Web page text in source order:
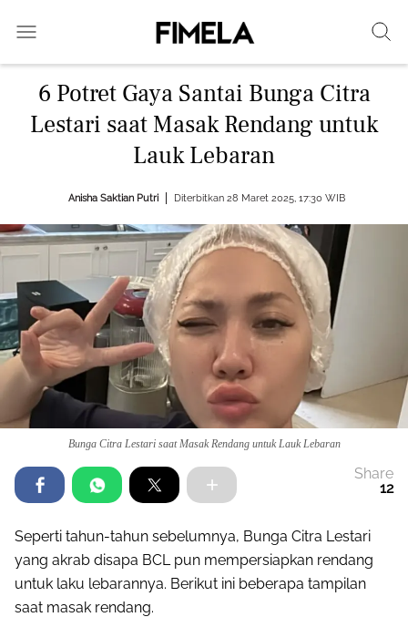
6 Potret Gaya Santai Bunga Citra
Lestari saat Masak Rendang untuk
Lauk Lebaran
Anisha Saktian Putri Diterbitkan 28 Maret 2025, 17:30 WIB
Bunga Citra Lestari saat Masak Rendang untuk Lauk Lebaran
Share
12
Seperti tahun-tahun sebelumnya, Bunga Citra Lestari
yang akrab disapa BCL pun mempersiapkan rendang
untuk laku lebarannya. Berikut ini beberapa tampilan
saat masak rendang.